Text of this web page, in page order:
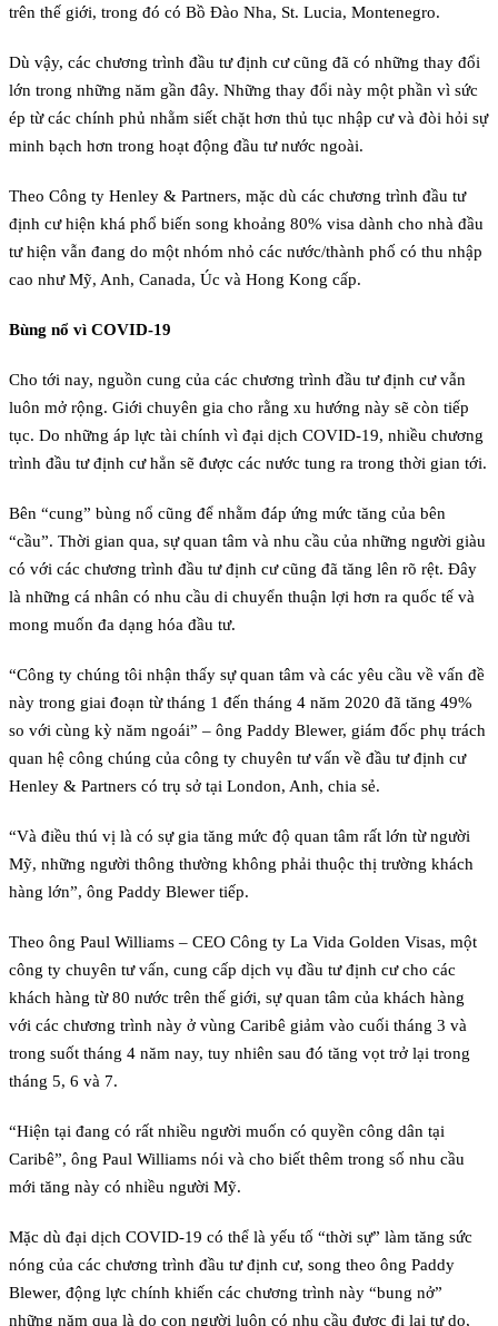
trên thế giới, trong đó có Bồ Đào Nha, St. Lucia, Montenegro.
Dù vậy, các chương trình đầu tư định cư cũng đã có những thay đổi
lớn trong những năm gần đây. Những thay đổi này một phần vì sức
ép từ các chính phủ nhằm siết chặt hơn thủ tục nhập cư và đòi hỏi sự
minh bạch hơn trong hoạt động đầu tư nước ngoài.
Theo Công ty Henley & Partners, mặc dù các chương trình đầu tư
định cư hiện khá phổ biến song khoảng 80% visa dành cho nhà đầu
tư hiện vẫn đang do một nhóm nhỏ các nước/thành phố có thu nhập
cao như Mỹ, Anh, Canada, Úc và Hong Kong cấp.
Bùng nổ vì COVID-19
Cho tới nay, nguồn cung của các chương trình đầu tư định cư vẫn
luôn mở rộng. Giới chuyên gia cho rằng xu hướng này sẽ còn tiếp
tục. Do những áp lực tài chính vì đại dịch COVID-19, nhiều chương
trình đầu tư định cư hẳn sẽ được các nước tung ra trong thời gian tới.
Bên “cung” bùng nổ cũng để nhằm đáp ứng mức tăng của bên
“cầu”. Thời gian qua, sự quan tâm và nhu cầu của những người giàu
có với các chương trình đầu tư định cư cũng đã tăng lên rõ rệt. Đây
là những cá nhân có nhu cầu di chuyển thuận lợi hơn ra quốc tế và
mong muốn đa dạng hóa đầu tư.
“Công ty chúng tôi nhận thấy sự quan tâm và các yêu cầu về vấn đề
này trong giai đoạn từ tháng 1 đến tháng 4 năm 2020 đã tăng 49%
so với cùng kỳ năm ngoái” – ông Paddy Blewer, giám đốc phụ trách
quan hệ công chúng của công ty chuyên tư vấn về đầu tư định cư
Henley & Partners có trụ sở tại London, Anh, chia sẻ.
“Và điều thú vị là có sự gia tăng mức độ quan tâm rất lớn từ người
Mỹ, những người thông thường không phải thuộc thị trường khách
hàng lớn”, ông Paddy Blewer tiếp.
Theo ông Paul Williams – CEO Công ty La Vida Golden Visas, một
công ty chuyên tư vấn, cung cấp dịch vụ đầu tư định cư cho các
khách hàng từ 80 nước trên thế giới, sự quan tâm của khách hàng
với các chương trình này ở vùng Caribê giảm vào cuối tháng 3 và
trong suốt tháng 4 năm nay, tuy nhiên sau đó tăng vọt trở lại trong
tháng 5, 6 và 7.
“Hiện tại đang có rất nhiều người muốn có quyền công dân tại
Caribê”, ông Paul Williams nói và cho biết thêm trong số nhu cầu
mới tăng này có nhiều người Mỹ.
Mặc dù đại dịch COVID-19 có thể là yếu tố “thời sự” làm tăng sức
nóng của các chương trình đầu tư định cư, song theo ông Paddy
Blewer, động lực chính khiến các chương trình này “bung nở”
những năm qua là do con người luôn có nhu cầu được đi lại tự do,